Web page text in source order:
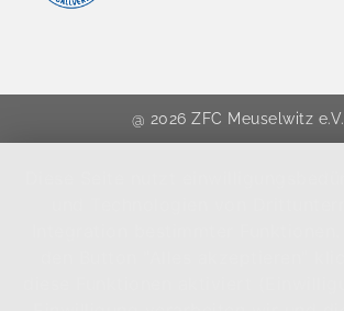
@ 2026 ZFC Meuselwitz e.V.